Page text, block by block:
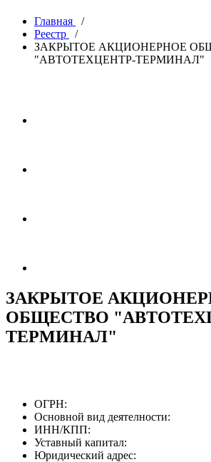
Главная
/
Реестр
/
ЗАКРЫТОЕ АКЦИОНЕРНОЕ
"АВТОТЕХЦЕНТР-ТЕРМИНАЛ"
ЗАКРЫТОЕ
ОБЩЕСТВО
ТЕРМИНАЛ"
ОГРН:
Основной вид деятелности:
ИНН/КПП:
Уставный капитал:
Юридический адрес: